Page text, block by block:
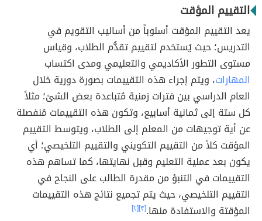
التقييم المؤقت
يعد التقييم المؤقت أسلوباً من أساليب التقويم في
التدريس؛ حيث يُستخدم لتقييم تقدُّم الطلاب، وقياس
مستوى التطور الأكاديمي والتعليمي ومدى اكتساب
المهارات، ويتم إجراء هذه التقييمات بصورة دورية خلال
العام الدراسي بين فترات زمنية مُتباعدة بعض الشئ؛ مثلاً
كل ستة إلى ثمانية أسابيع، وتكون هذه التقييمات مُنفصلة
عن أية توجيهات من المعلم إلى الطلاب، ويتوسط التقييم
المؤقت كلاً من التقييم التكويني والتقييم التلخيصي؛ أي
يكون بعد عملية التعليم وقبل نهايتها، كما تساهم هذه
التقييمات في التنبؤ من مقدرة الطالب على النجاح في
التقييم التلخيصي، حيث يتم تجميع نتائج هذه التقييمات
المؤقتة والاستفادة منها.[٣] [٢]